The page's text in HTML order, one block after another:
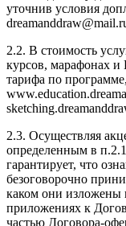
уточнив условия
2.2. В стоимость
курсов, марафонах и
тарифа по
2.3. Осуществляя
определенным в
гарантирует, что
безоговорочно
каком они изложены
приложениях к
частью Договора-